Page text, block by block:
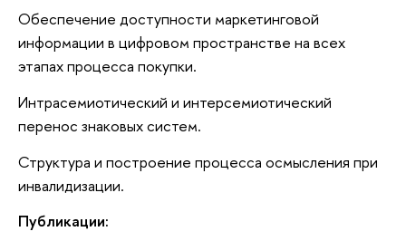
Обеспечение доступности маркетинговой
информации в цифровом пространстве на всех
этапах процесса покупки.
Интрасемиотический и интерсемиотический
перенос знаковых систем.
Структура и построение процесса осмысления при
инвалидизации.
Публикации: